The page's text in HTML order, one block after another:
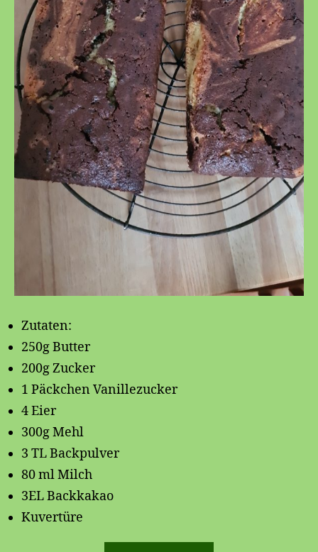
Zutaten:
250g Butter
200g Zucker
1 Päckchen Vanillezucker
4 Eier
300g Mehl
3 TL Backpulver
80 ml Milch
3EL Backkakao
Kuvertüre